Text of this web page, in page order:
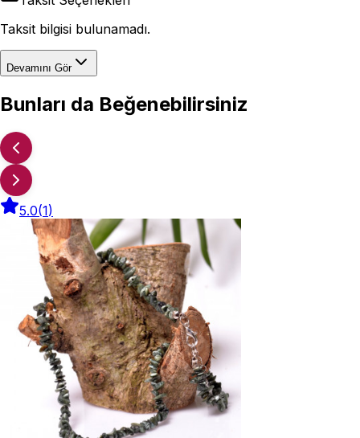
Taksit bilgisi bulunamadı.
Devamını Gör
Bunları da Beğenebilirsiniz
5.0(1)